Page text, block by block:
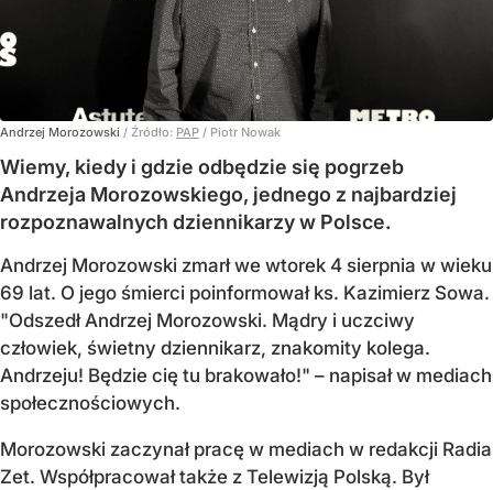
Andrzej Morozowski / Źródło: PAP / Piotr Nowak
Wiemy, kiedy i gdzie odbędzie się pogrzeb
Andrzeja Morozowskiego, jednego z najbardziej
rozpoznawalnych dziennikarzy w Polsce.
Andrzej Morozowski zmarł we wtorek 4 sierpnia w wieku
69 lat. O jego śmierci poinformował ks. Kazimierz Sowa.
"Odszedł Andrzej Morozowski. Mądry i uczciwy
człowiek, świetny dziennikarz, znakomity kolega.
Andrzeju! Będzie cię tu brakowało!" – napisał w mediach
społecznościowych.
Morozowski zaczynał pracę w mediach w redakcji Radia
Zet. Współpracował także z Telewizją Polską. Był